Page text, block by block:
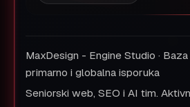
MaxDesign - Engine Studio ·
primarno i globalna isporuka
Seniorski web, SEO i AI tim.